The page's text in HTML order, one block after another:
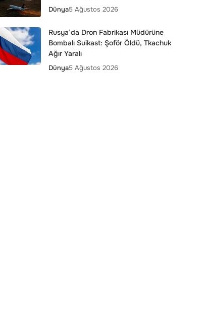
Dünya5 Ağustos 2026
Rusya’da Dron Fabrikası Müdürüne
Bombalı Suikast: Şoför Öldü, Tkachuk
Ağır Yaralı
Dünya5 Ağustos 2026